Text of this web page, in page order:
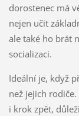
dorostenec má
nejen učit
ale také ho brát
socializaci.
Ideální je, když
než jejich
i krok zpět,